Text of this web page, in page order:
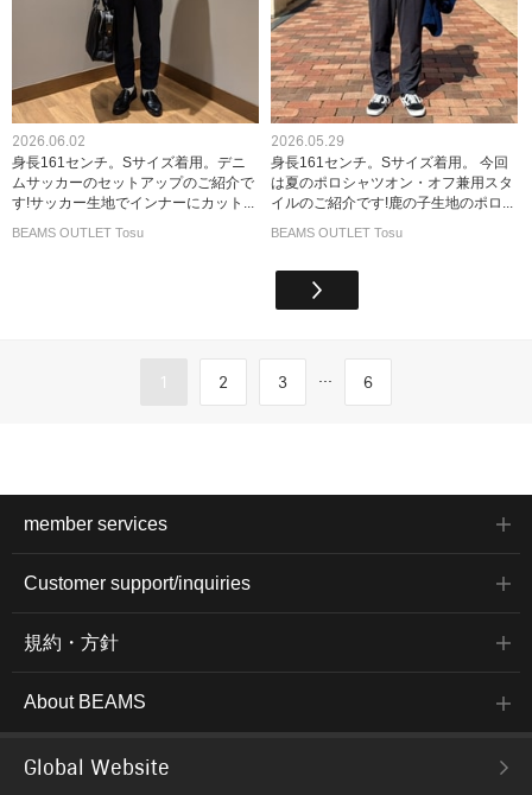
2026.06.02
身長161センチ。Sサイズ着用。デニ
ムサッカーのセットアップのご紹介で
す!サッカー生地でインナーにカット...
BEAMS OUTLET Tosu
2026.05.29
身長161センチ。Sサイズ着用。 今回
は夏のポロシャツオン・オフ兼用スタ
イルのご紹介です!鹿の子生地のポロ...
BEAMS OUTLET Tosu
1 2 3 ... 6
member services
Customer support/inquiries
規約・方針
About BEAMS
Global Website